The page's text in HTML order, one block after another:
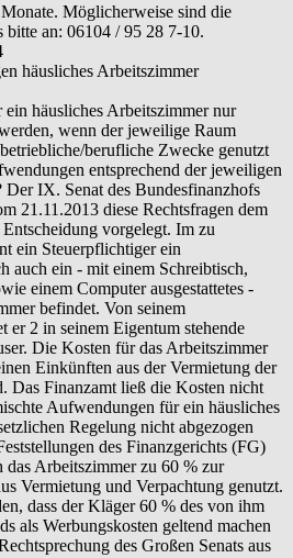
Möglicherweise sind die
bitte an: 06104 / 95 28 7-10.
häusliches Arbeitszimmer
häusliches Arbeitszimmer nur
wenn der jeweilige Raum
berufliche Zwecke genutzt
entsprechend der jeweiligen
IX. Senat des Bundesfinanzhofs
21.11.2013 diese Rechtsfragen dem
vorgelegt. Im zu
ein Steuerpflichtiger ein
auch ein - mit einem Schreibtisch,
einem Computer ausgestattetes -
befindet. Von seinem
er 2 in seinem Eigentum stehende
Die Kosten für das Arbeitszimmer
Einkünften aus der Vermietung der
Das Finanzamt ließ die Kosten nicht
Aufwendungen für ein häusliches
Regelung nicht abgezogen
des Finanzgerichts (FG)
Arbeitszimmer zu 60 % zur
Vermietung und Verpachtung genutzt.
dass der Kläger 60 % des von ihm
als Werbungskosten geltend machen
des Großen Senats aus